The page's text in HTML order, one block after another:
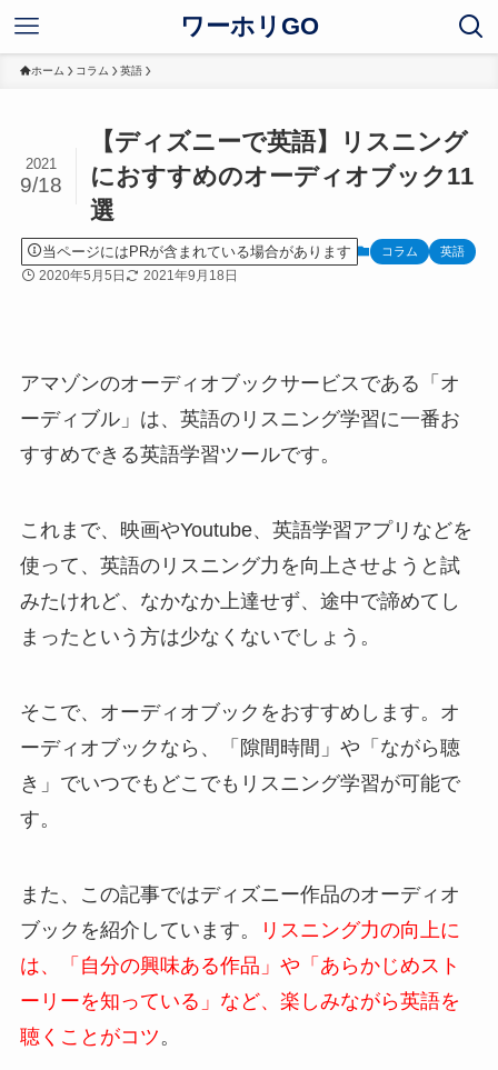
ワーホリGO
ホーム コラム 英語
【ディズニーで英語】リスニング
におすすめのオーディオブック11
選
2021
9/18
当ページにはPRが含まれている場合があります コラム 英語
2020年5月5日 2021年9月18日
アマゾンのオーディオブックサービスである「オ
ーディブル」は、英語のリスニング学習に一番お
すすめできる英語学習ツールです。
これまで、映画やYoutube、英語学習アプリなどを
使って、英語のリスニング力を向上させようと試
みたけれど、なかなか上達せず、途中で諦めてし
まったという方は少なくないでしょう。
そこで、オーディオブックをおすすめします。オ
ーディオブックなら、「隙間時間」や「ながら聴
き」でいつでもどこでもリスニング学習が可能で
す。
また、
この記事ではディズニー作品のオーディオ
ブックを紹介しています。
リスニング力の向上に
は、「自分の興味ある作品」や「あらかじめスト
ーリーを知っている」など、楽しみながら英語を
聴くことがコツ 。